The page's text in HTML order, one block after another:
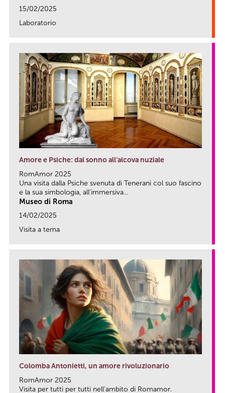
15/02/2025
Laboratorio
Amore e Psiche: dal sonno all’alcova nuziale
RomAmor 2025
Una visita dalla Psiche svenuta di Tenerani col suo fascino
e la sua simbologia, all’immersiva...
Museo di Roma
14/02/2025
Visita a tema
Colomba Antonietti, un amore rivoluzionario
RomAmor 2025
Visita per tutti per tutti nell'ambito di Romamor.